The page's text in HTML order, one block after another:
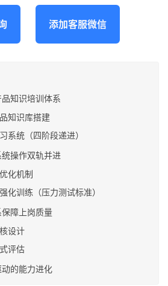
添加客服微信
知识培训体系
知识库搭建
系统（四阶段递进）
操作双轨并进
化机制
化训练（压力测试标准）
障上岗质量
设计
评估
的能力进化